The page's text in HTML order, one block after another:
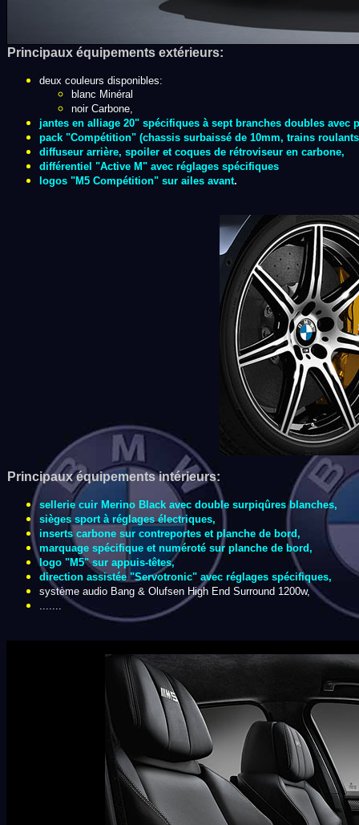
Principaux équipements extérieurs:
deux couleurs disponibles:
blanc Minéral
noir Carbone,
jantes en alliage 20" spécifiques à sept branches doubles avec
pack "Compétition" (chassis surbaissé de 10mm, trains
diffuseur arrière, spoiler et coques de rétroviseur en carbone,
différentiel "Active M" avec réglages spécifiques
logos "M5 Compétition" sur ailes avant.
Principaux équipements intérieurs:
sellerie cuir Merino Black avec double surpiqûres blanches,
sièges sport à réglages électriques,
inserts carbone sur contreportes et planche de bord,
marquage spécifique et numéroté sur planche de bord,
logo "M5" sur appuis-têtes,
direction assistée "Servotronic" avec réglages spécifiques,
système audio Bang & Olufsen High End Surround 1200w,
.......